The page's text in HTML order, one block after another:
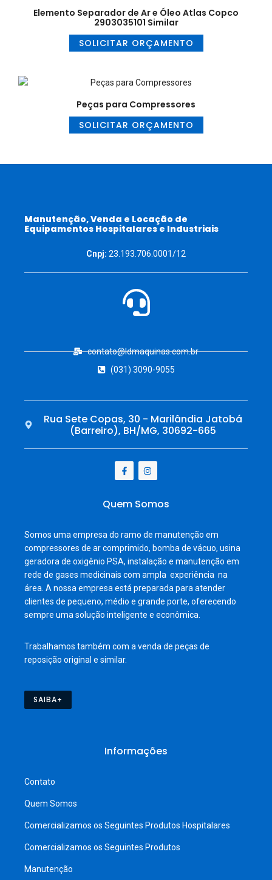
Elemento Separador de Ar e Óleo Atlas Copco
2903035101 Similar
SOLICITAR ORÇAMENTO
Peças para Compressores
SOLICITAR ORÇAMENTO
Manutenção, Venda e Locação de
Equipamentos Hospitalares e Industriais
Cnpj: 23.193.706.0001/12
contato@ldmaquinas.com.br
(031) 3090-9055
Rua Sete Copas, 30 - Marilândia Jatobá
(Barreiro), BH/MG, 30692-665
Quem Somos
Somos uma empresa do ramo de manutenção em
compressores de ar comprimido, bomba de vácuo, usina
geradora de oxigênio PSA, instalação e manutenção em
rede de gases medicinais com ampla experiência na
área. A nossa empresa está preparada para atender
clientes de pequeno, médio e grande porte, oferecendo
sempre uma solução inteligente e econômica.
Trabalhamos também com a venda de peças de
reposição original e similar.
SAIBA+
Informações
Contato
Quem Somos
Comercializamos os Seguintes Produtos Hospitalares
Comercializamos os Seguintes Produtos
Manutenção